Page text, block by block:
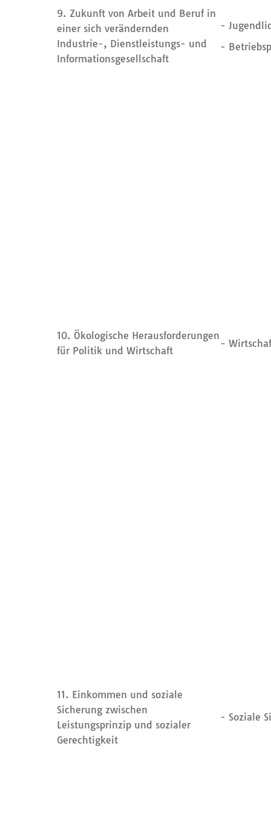
9. Zukunft von Arbeit und Beruf in
einer sich verändernden
Industrie-, Dienstleistungs- und
Informationsgesellschaft
-
-
10. Ökologische Herausforderungen
für Politik und Wirtschaft
-
11. Einkommen und soziale
Sicherung zwischen
Leistungsprinzip und sozialer
Gerechtigkeit
- Soziale